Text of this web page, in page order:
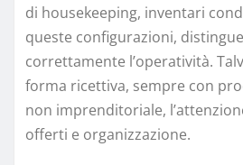
di housekeeping, inventari
queste configurazioni,
correttamente l’operatività.
forma ricettiva, sempre con
non imprenditoriale,
offerti e organizzazione.